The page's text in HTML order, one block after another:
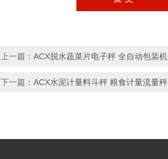
上一篇： ACX脱水蔬菜片电子秤 全自动包装机
下一篇： ACX水泥计量料斗秤 粮食计量流量秤